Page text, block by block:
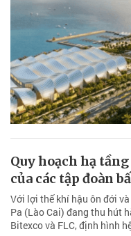
Quy hoạch hạ
của các tập đoàn
Với lợi thế khí hậu ôn đới
Pa (Lào Cai) đang thu hút
Bitexco và FLC, định hình